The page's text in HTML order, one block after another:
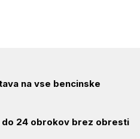
na vse bencinske
do 24 obrokov brez obresti